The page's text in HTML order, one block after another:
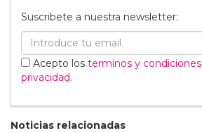
Suscribete a nuestra newsletter:
Acepto los terminos y condiciones
privacidad.
Noticias relacionadas